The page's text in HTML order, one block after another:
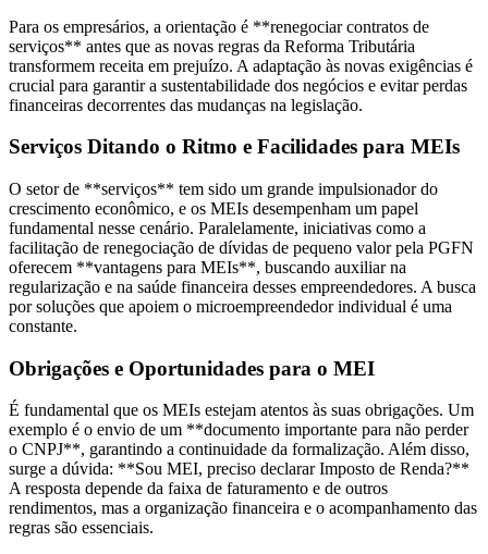
Para os empresários, a orientação é **renegociar contratos de
serviços** antes que as novas regras da Reforma Tributária
transformem receita em prejuízo. A adaptação às novas exigências é
crucial para garantir a sustentabilidade dos negócios e evitar perdas
financeiras decorrentes das mudanças na legislação.
Serviços Ditando o Ritmo e Facilidades para MEIs
O setor de **serviços** tem sido um grande impulsionador do
crescimento econômico, e os MEIs desempenham um papel
fundamental nesse cenário. Paralelamente, iniciativas como a
facilitação de renegociação de dívidas de pequeno valor pela PGFN
oferecem **vantagens para MEIs**, buscando auxiliar na
regularização e na saúde financeira desses empreendedores. A busca
por soluções que apoiem o microempreendedor individual é uma
constante.
Obrigações e Oportunidades para o MEI
É fundamental que os MEIs estejam atentos às suas obrigações. Um
exemplo é o envio de um **documento importante para não perder
o CNPJ**, garantindo a continuidade da formalização. Além disso,
surge a dúvida: **Sou MEI, preciso declarar Imposto de Renda?**
A resposta depende da faixa de faturamento e de outros
rendimentos, mas a organização financeira e o acompanhamento das
regras são essenciais.